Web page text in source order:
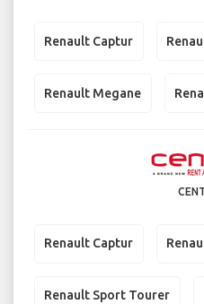
Renault Captur
Renault Megane
Renault Captur
Renault Sport Tourer